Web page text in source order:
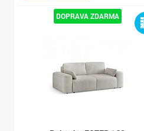
38 990 Kč